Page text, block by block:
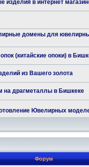
изделия в интернет
домены для
(китайские опоки) в
из Вашего золота
на драгметаллы в Бишкеке
Ювелирных
Форум